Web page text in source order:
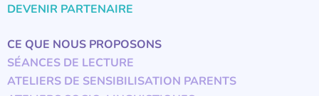
DEVENIR PARTENAIRE
CE QUE NOUS PROPOSONS
SÉANCES DE LECTURE
ATELIERS DE SENSIBILISATION PARENTS